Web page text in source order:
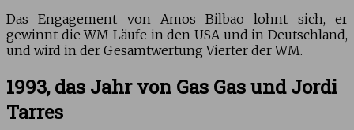
Das Engagement von Amos Bilbao lohnt sich, er
gewinnt die WM Läufe in den USA und in Deutschland,
und wird in der Gesamtwertung Vierter der WM.
1993, das Jahr von Gas Gas und Jordi
Tarres